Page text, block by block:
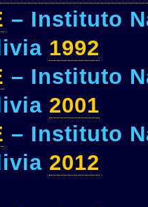
– Instituto
1992
– Instituto
2001
– Instituto
2012